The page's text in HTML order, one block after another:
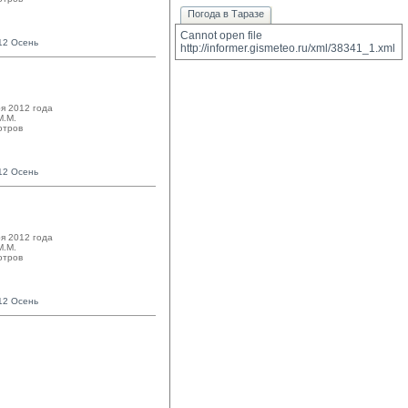
Осень
2012 года
Осень
2012 года
Осень
Погода в Таразе
Cannot open file
http://informer.gismeteo.ru/xml/38341_1.xml